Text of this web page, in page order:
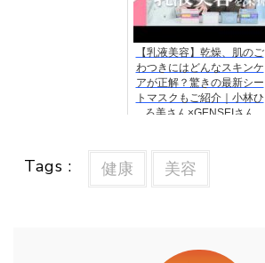
【乳液美容】乾燥、肌のご
わつきにはどんなスキンケ
アが正解？驚きの最新シー
トマスクもご紹介｜小林ひ
ろ美さん×GENSEIさん
Tags : 健康 美容